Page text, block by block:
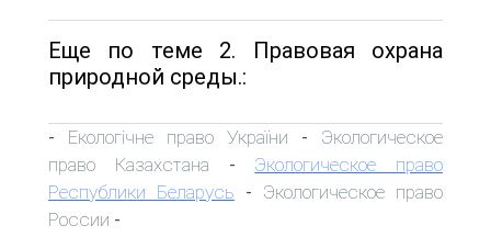
Еще по теме 2. Правовая охрана
природной среды.:
- Екологічне право України - Экологическое
право Казахстана - Экологическое право
Республики Беларусь - Экологическое право
России -